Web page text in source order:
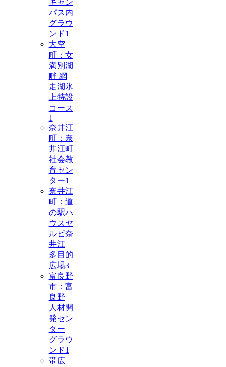
キャン
パス内
グラウ
ンド1
大空
町：女
満別湖
畔 網
走湖氷
上特設
コース
1
奈井江
町：奈
井江町
社会教
育セン
ター1
奈井江
町：道
の駅ハ
ウスヤ
ルビ奈
井江
多目的
広場3
富良野
市：富
良野
人材開
発セン
ター
グラウ
ンド1
帯広